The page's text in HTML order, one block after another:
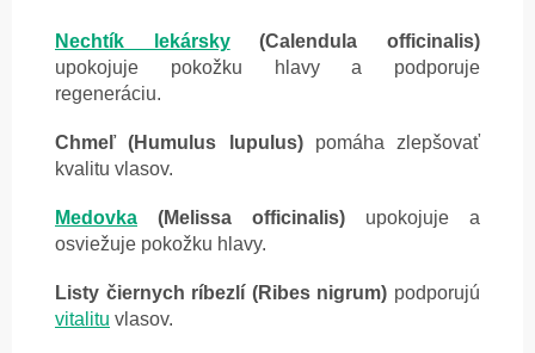
Nechtík lekársky(Calendula officinalis)
upokojuje pokožku hlavy a podporuje
regeneráciu.
Chmeľ (Humulus lupulus)pomáha zlepšovať
kvalitu vlasov.
Medovka (Melissa officinalis) upokojuje a
osviežuje pokožku hlavy.
Listy čiernych ríbezlí (Ribes nigrum) podporujú
vitalitu vlasov.